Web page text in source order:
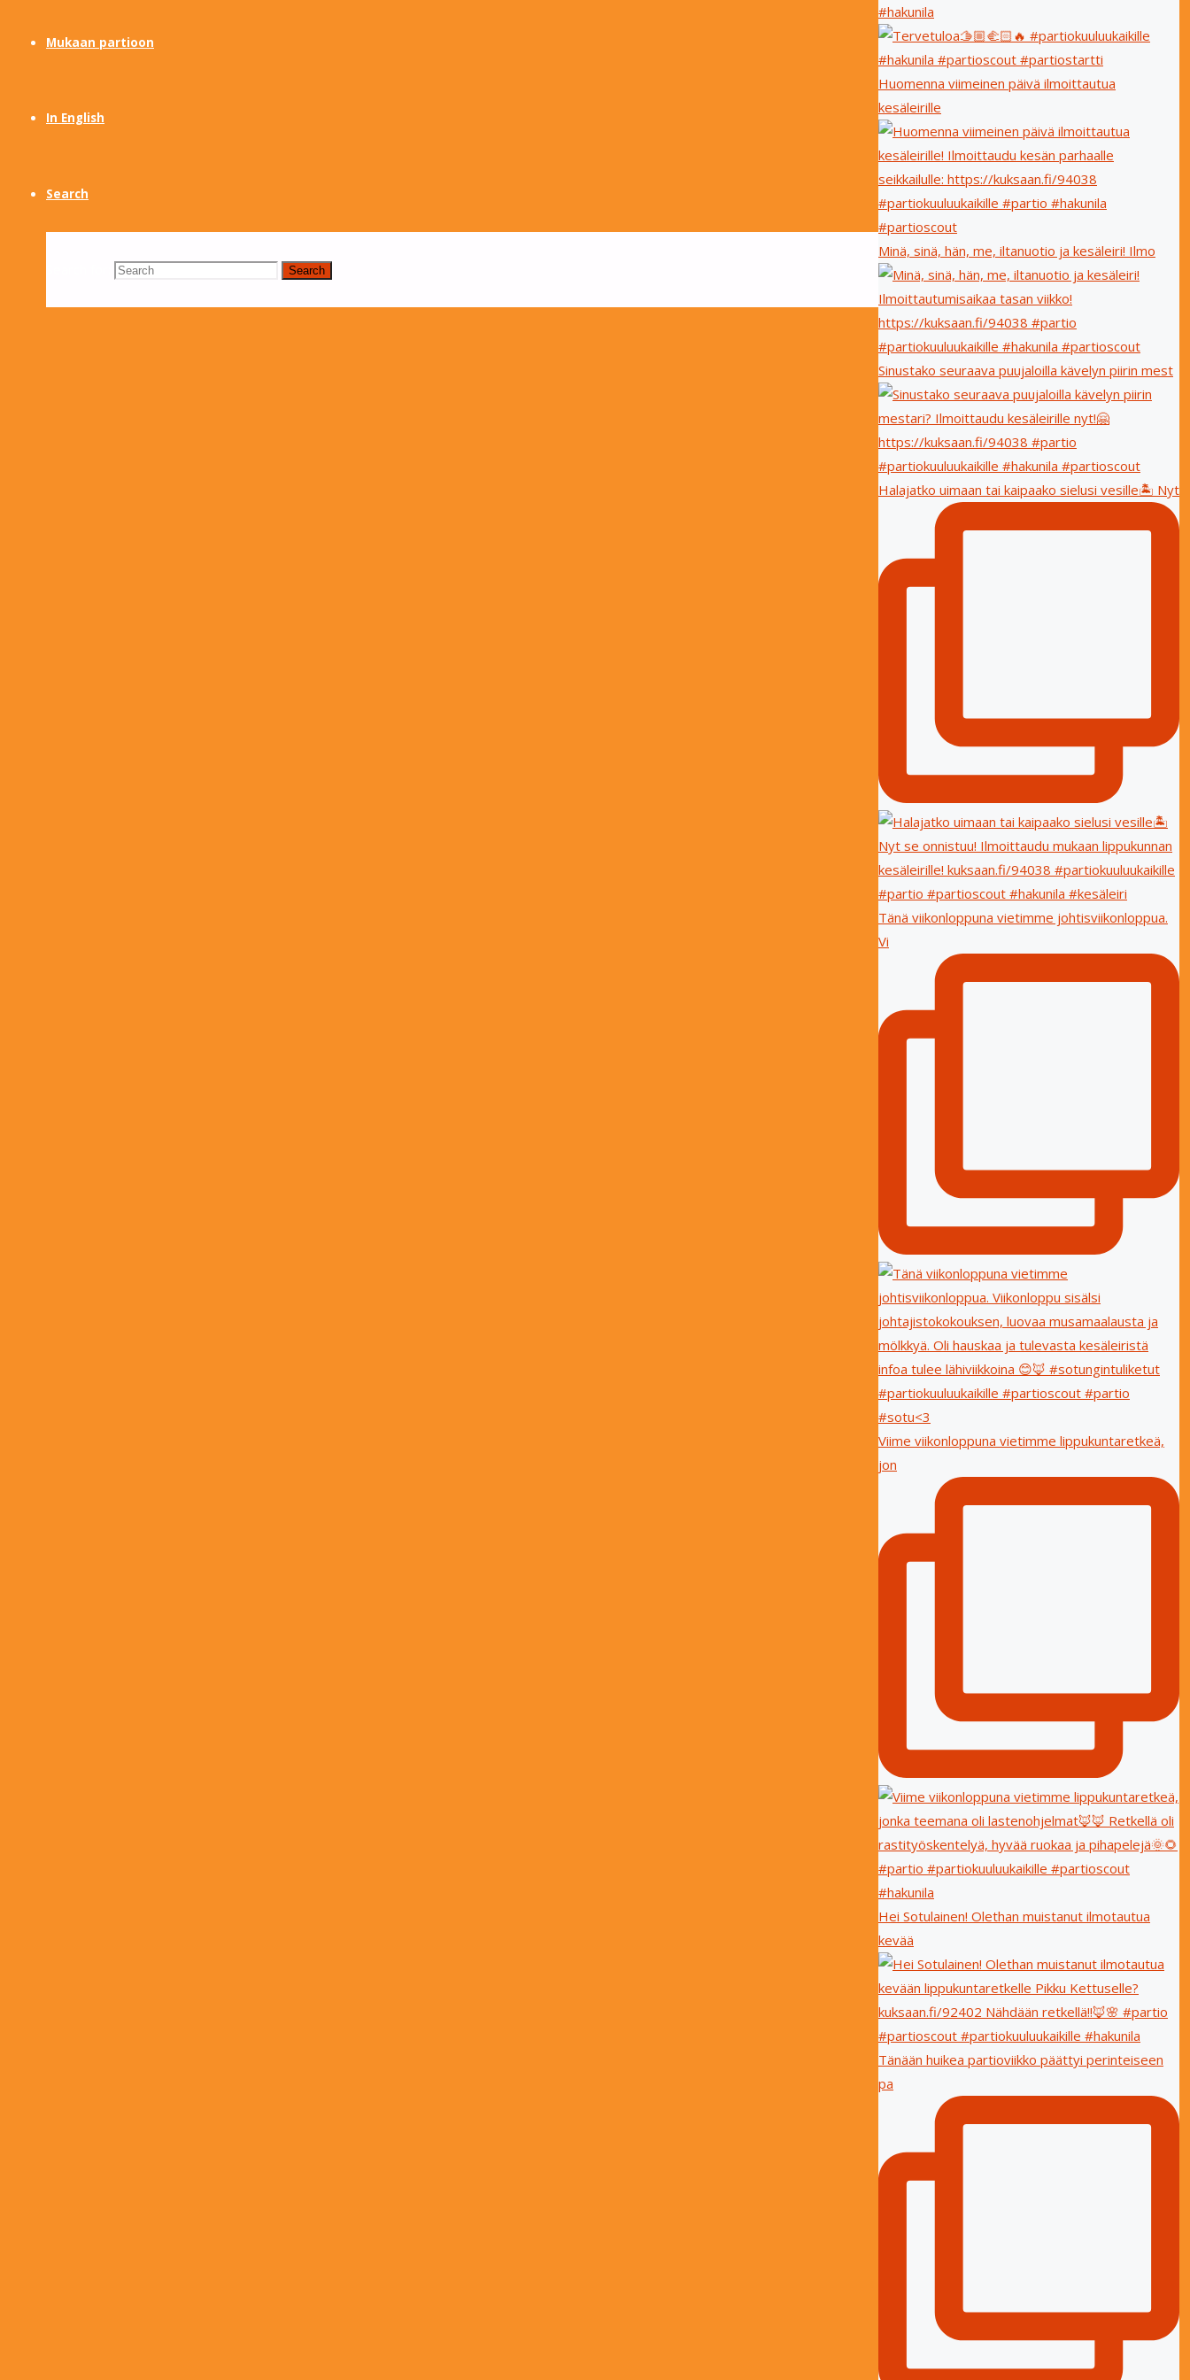
Mukaan partioon
In English
Search
Search
#hakunila
Huomenna viimeinen päivä ilmoittautua
kesäleirille
Minä, sinä, hän, me, iltanuotio ja kesäleiri! Ilmo
Sinustako seuraava puujaloilla kävelyn piirin mest
Halajatko uimaan tai kaipaako sielusi vesille🏝 Nyt
Tänä viikonloppuna vietimme johtisviikonloppua.
Vi
Viime viikonloppuna vietimme lippukuntaretkeä,
jon
Hei Sotulainen! Olethan muistanut ilmotautua
kevää
Tänään huikea partioviikko päättyi perinteiseen
pa